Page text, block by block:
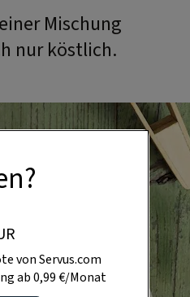
Mischung
nur köstlich.
von Servus.com
ab 0,99 €/Monat